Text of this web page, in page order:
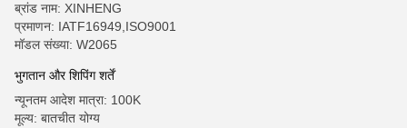
ब्रांड नाम: XINHENG
प्रमाणन: IATF16949,ISO9001
मॉडल संख्या: W2065
भुगतान और शिपिंग शर्तें
न्यूनतम आदेश मात्रा: 100K
मूल्य: बातचीत योग्य